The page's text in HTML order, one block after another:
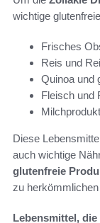
wichtige
Frisches
Reis und
Quinoa und
Fleisch und
Diese
auch wichtige
glutenfreie
zu
Lebensmittel,